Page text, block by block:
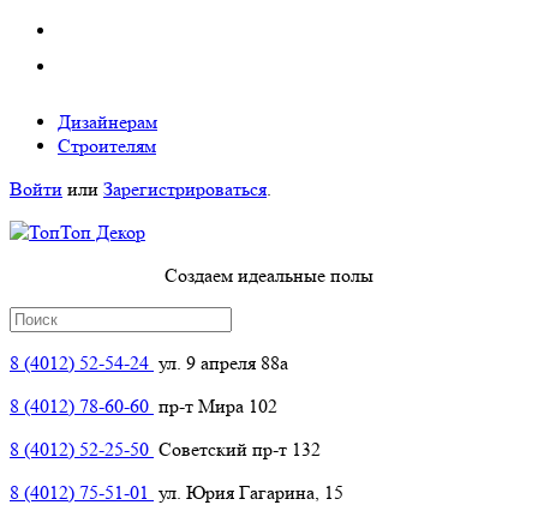
Дизайнерам
Строителям
Войти или Зарегистрироваться.
Создаем идеальные полы
8 (4012) 52-54-24 ул. 9 апреля 88а
8 (4012) 78-60-60 пр-т Мира 102
8 (4012) 52-25-50 Советский пр-т 132
8 (4012) 75-51-01 ул. Юрия Гагарина, 15